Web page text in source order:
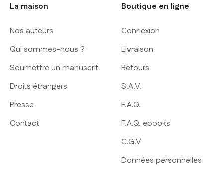
La maison
Nos auteurs
Qui sommes-nous ?
Soumettre un manuscrit
Droits étrangers
Presse
Contact
Boutique en ligne
Connexion
Livraison
Retours
S.A.V.
F.A.Q.
F.A.Q. ebooks
C.G.V
Données personnelles